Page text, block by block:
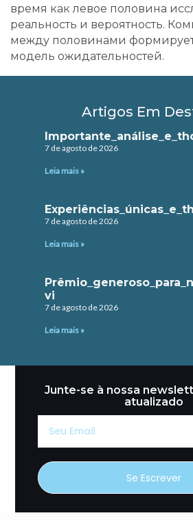
время как левое половина
реальность и вероятность.
между половинами
модель ожидательностей.
Artigos Em
7 de agosto de 2026
Leia mais »
7 de agosto de 2026
Leia mais »
vi
7 de agosto de 2026
Leia mais »
Junte-se à nossa
atualizado
Email
Se Escrever